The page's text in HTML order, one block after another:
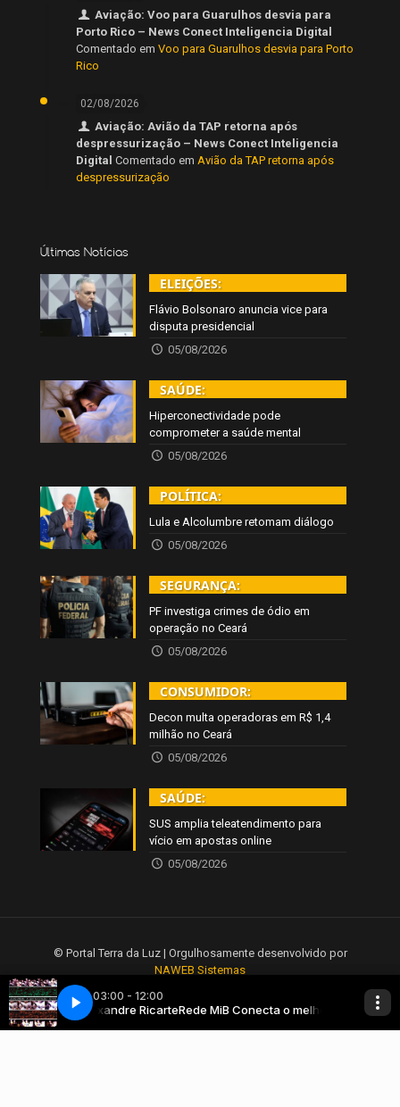
Aviação: Voo para Guarulhos desvia para
Porto Rico – News Conect Inteligencia Digital
Comentado em Voo para Guarulhos desvia para Porto
Rico
02/08/2026
Aviação: Avião da TAP retorna após
despressurização – News Conect Inteligencia
Digital Comentado em Avião da TAP retorna após
despressurização
Últimas Notícias
ELEIÇÕES:
Flávio Bolsonaro anuncia vice para
disputa presidencial
05/08/2026
SAÚDE:
Hiperconectividade pode
comprometer a saúde mental
05/08/2026
POLÍTICA:
Lula e Alcolumbre retomam diálogo
05/08/2026
SEGURANÇA:
PF investiga crimes de ódio em
operação no Ceará
05/08/2026
CONSUMIDOR:
Decon multa operadoras em R$ 1,4
milhão no Ceará
05/08/2026
SAÚDE:
SUS amplia teleatendimento para
vício em apostas online
05/08/2026
© Portal Terra da Luz | Orgulhosamente desenvolvido por
NAWEB Sistemas